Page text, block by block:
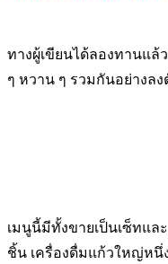
ทางผู้เขียนได้ลองทานแล้
ๆ หวาน ๆ รวมกันอย่างล
เมนูนี้มีทั้งขายเป็นเซ็ทแล
ชิ้น เครื่องดื่มแก้วใหญ่หนึ่